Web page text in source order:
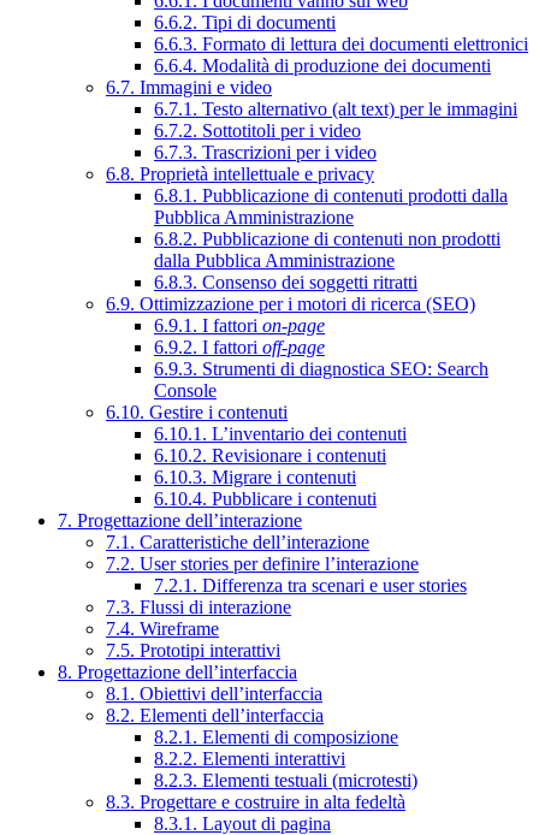
6.6.2. Tipi di documenti
6.6.3. Formato di lettura dei documenti elettronici
6.6.4. Modalità di produzione dei documenti
6.7. Immagini e video
6.7.1. Testo alternativo (alt text) per le immagini
6.7.2. Sottotitoli per i video
6.7.3. Trascrizioni per i video
6.8. Proprietà intellettuale e privacy
6.8.1. Pubblicazione di contenuti prodotti dalla
Pubblica Amministrazione
6.8.2. Pubblicazione di contenuti non prodotti
dalla Pubblica Amministrazione
6.8.3. Consenso dei soggetti ritratti
6.9. Ottimizzazione per i motori di ricerca (SEO)
6.9.1. I fattori on-page
6.9.2. I fattori off-page
6.9.3. Strumenti di diagnostica SEO: Search
Console
6.10. Gestire i contenuti
6.10.1. L’inventario dei contenuti
6.10.2. Revisionare i contenuti
6.10.3. Migrare i contenuti
6.10.4. Pubblicare i contenuti
7. Progettazione dell’interazione
7.1. Caratteristiche dell’interazione
7.2. User stories per definire l’interazione
7.2.1. Differenza tra scenari e user stories
7.3. Flussi di interazione
7.4. Wireframe
7.5. Prototipi interattivi
8. Progettazione dell’interfaccia
8.1. Obiettivi dell’interfaccia
8.2. Elementi dell’interfaccia
8.2.1. Elementi di composizione
8.2.2. Elementi interattivi
8.2.3. Elementi testuali (microtesti)
8.3. Progettare e costruire in alta fedeltà
8.3.1. Layout di pagina